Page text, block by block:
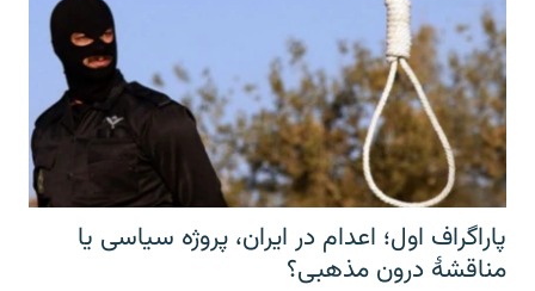
پاراگراف اول؛ اعدام در ایران، پروژه سیاسی یا
مناقشهٔ درون مذهبی؟